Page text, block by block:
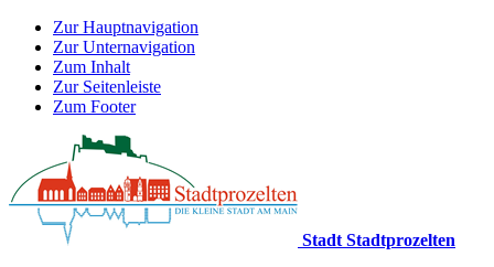
Zur Hauptnavigation
Zur Unternavigation
Zum Inhalt
Zur Seitenleiste
Zum Footer
Stadt Stadtprozelten